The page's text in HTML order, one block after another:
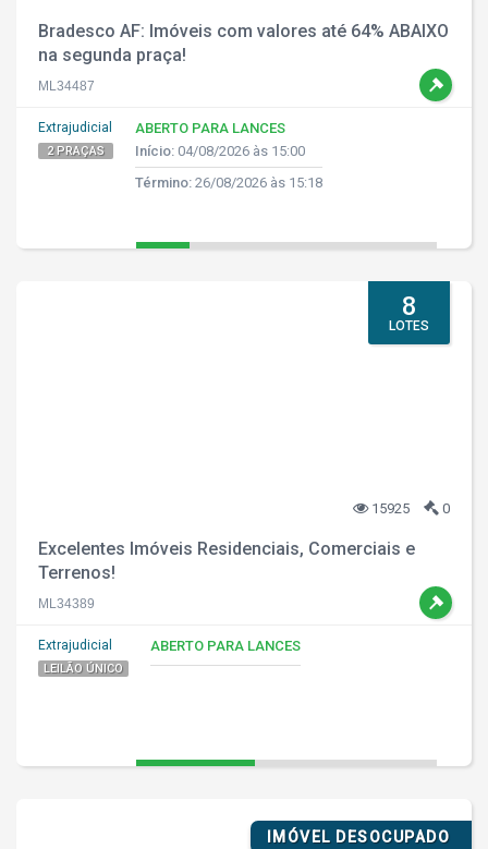
Bradesco AF: Imóveis com valores até 64% ABAIXO
na segunda praça!
ML34487
Extrajudicial
2 PRAÇAS
ABERTO PARA LANCES
Início: 04/08/2026 às 15:00
Término: 26/08/2026 às 15:18
8
LOTES
15925 0
Excelentes Imóveis Residenciais, Comerciais e
Terrenos!
ML34389
Extrajudicial
LEILÃO ÚNICO
ABERTO PARA LANCES
IMÓVEL DESOCUPADO